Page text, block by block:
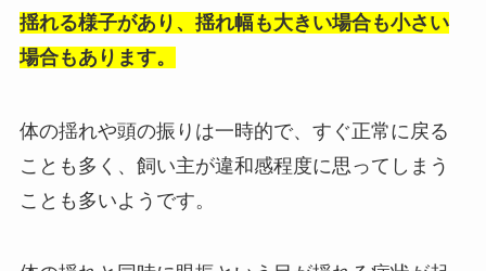
揺れる様子があり、揺れ幅も大きい場合も小さい
場合もあります。
体の揺れや頭の振りは一時的で、すぐ正常に戻る
ことも多く、飼い主が違和感程度に思ってしまう
ことも多いようです。